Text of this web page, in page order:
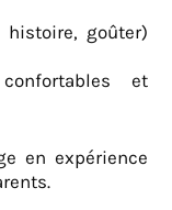
histoire, goûter)
et
en expérience